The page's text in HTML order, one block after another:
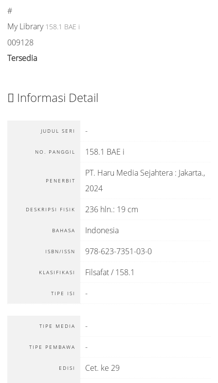
#
My Library 158.1 BAE i
009128
Tersedia
Informasi Detail
JUDUL SERI -
NO. PANGGIL 158.1 BAE i
PENERBIT
PT. Haru Media Sejahtera : Jakarta.,
2024
DESKRIPSI FISIK 236 hln.: 19 cm
BAHASA Indonesia
ISBN/ISSN 978-623-7351-03-0
KLASIFIKASI Filsafat / 158.1
TIPE ISI -
TIPE MEDIA -
TIPE PEMBAWA -
EDISI Cet. ke 29